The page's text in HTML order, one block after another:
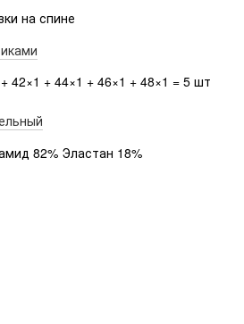
на спине
42×1 + 44×1 + 46×1 + 48×1 = 5 шт
82% Эластан 18%